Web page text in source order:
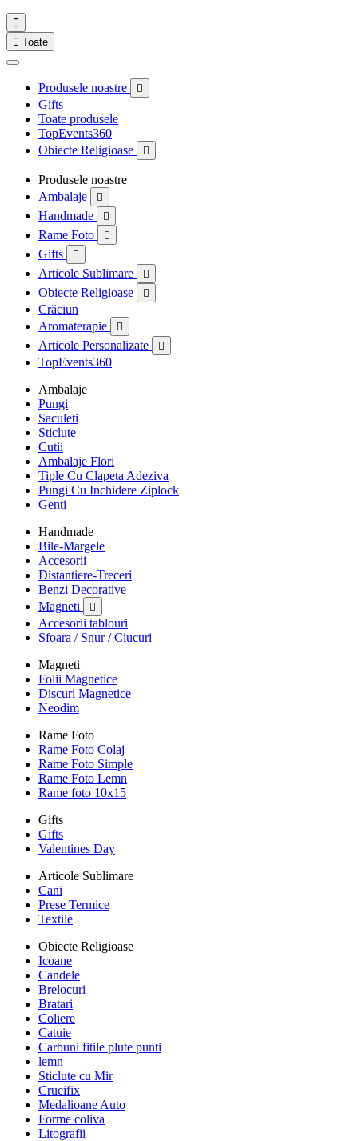

 Toate
Produsele noastre 
Gifts
Toate produsele
TopEvents360
Obiecte Religioase

Produsele noastre
Ambalaje

Handmade 
Rame Foto 
Gifts 
Articole Sublimare 
Obiecte Religioase 
Crăciun
Aromaterapie

Articole Personalizate 
TopEvents360
Ambalaje
Pungi
Saculeti
Sticlute
Cutii
Ambalaje Flori
Tiple Cu Clapeta Adeziva
Pungi Cu Inchidere Ziplock
Genti
Handmade
Bile-Margele
Accesorii
Distantiere-Treceri
Benzi Decorative
Magneti

Accesorii tablouri
Sfoara / Snur / Ciucuri
Magneti
Folii Magnetice
Discuri Magnetice
Neodim
Rame Foto
Rame Foto Colaj
Rame Foto Simple
Rame Foto Lemn
Rame foto 10x15
Gifts
Gifts
Valentines Day
Articole Sublimare
Cani
Prese Termice
Textile
Obiecte Religioase
Icoane
Candele
Brelocuri
Bratari
Coliere
Catuie
Carbuni fitile plute punti
lemn
Sticlute cu Mir
Crucifix
Medalioane Auto
Forme coliva
Litografii